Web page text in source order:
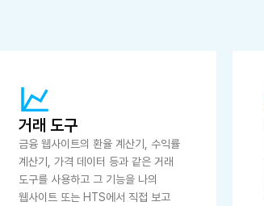
거래 도구
금융 웹사이트의 환율 계산기, 수익률
계산기, 가격 데이터 등과 같은 거래
도구를 사용하고 그 기능을 나의
웹사이트 또는 HTS에서 직접 보고